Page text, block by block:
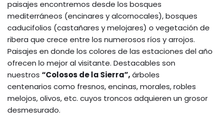
paisajes encontremos desde los bosques
mediterráneos (encinares y alcornocales), bosques
caducifolios (castañares y melojares) o vegetación de
ribera que crece entre los numerosos ríos y arrojos.
Paisajes en donde los colores de las estaciones del año
ofrecen lo mejor al visitante. Destacables son
nuestros “Colosos de la Sierra”,árboles
centenarios como fresnos, encinas, morales, robles
melojos, olivos, etc. cuyos troncos adquieren un grosor
desmesurado.